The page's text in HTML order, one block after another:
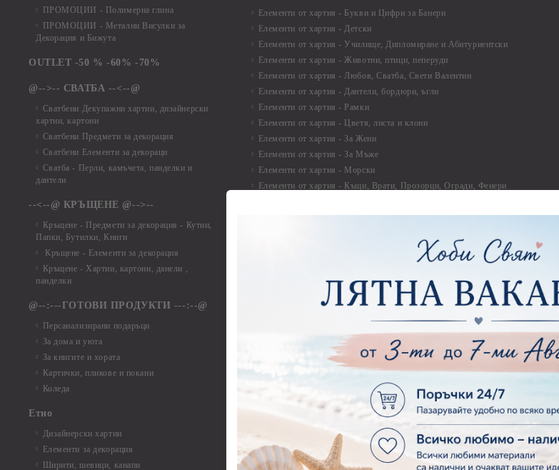
ПРОМОЦИИ - Полимерна глина
ПРОМОЦИИ - Метални Висулки за
Декорация и Бижута
OUTLET -50 % -60% -70%
@-->-- СВАТБА --<--@
Сватбени Декупажни хартии, дизайнерски
хартии, картони
Сватбени Предмети за декорация
Сватбени Елементи за декораци
Сватба - Перли, камъчета, панделки и
дантели
--<--@ КРЪЩЕНЕ @-->--
Кръщене - Предмети за декорация - Кутии,
Папки, Бутилки, Книги
Кръщене - Елементи за декорация
Кръщене - Хартии, картони, данели ,
панделки
@--:---ГОТОВИ ПРОДУКТИ ---:--@
Персанализирани подаръци
За дома и уюта
За книгите и хората
Картички, пликове и покани
Коледа
Етно
Дизайнерски хартии
Елементи за декорация
Ширити, шевици, канапи
Елементи от хартия - Букви и Цифри за Банери
Елементи от хартия - Детски
Елементи от хартия - Училище, Дипломиране и Абитуриентски
Елементи от хартия - Животни, птици, пеперуди
Елементи от хартия - Любов, Сватба, Свети Валентин
Елементи от хартия - Дантели, бордюри, ъгли
Елементи от хартия - Рамки
Елементи от хартия - Цветя, листа и клони
Елементи от хартия - За Жени
Елементи от хартия - За Мъже
Елементи от хартия - Морски
Елементи от хартия - Къщи, Врати, Прозорци, Огради, Фенери
Елементи то хартия - Такове, табелки, етикети
Елементи от хартия - Готови композиции
Елементи от хартия - Микс елементи
Елементи от хартия - Коледа и Зима
Елементи от бирен картон
Елементи от бирен картон - Декоративни рамки
Елементи от бирен картон - Надписи на български
Елементи от бирен картон - Ъгли и орнаменти
Елементи от бирен картон - Сватба
Елементи от бирен картон - Училище, Дипломиране и Завършване
Елементи от бирен картон - Бебшки и Детски елементи
Елементи от бирен картон - Цветя и Животни
Елементи от бирен картон - Стиймпънк и Мъжки елементи
Елементи от бирен картон - Пътешестия - море, планина ,транспорт